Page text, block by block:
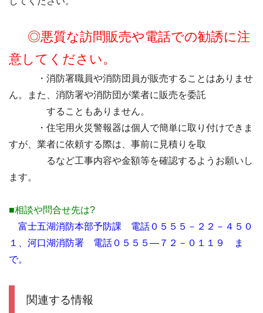
◎悪質な訪問販売や電話での勧誘に注
意してください。
・消防署職員や消防団員が販売することはありませ
ん。また、消防署や消防団が業者に販売を委託
することもありません。
・住宅用火災警報器は個人で簡単に取り付けできま
すが、業者に依頼する際は、事前に見積りを取
るなど工事内容や金額等を確認するようお願いし
ます。
■相談や問合せ先は?
富士五湖消防本部予防課 電話０５５５－２２－４５０
１、河口湖消防署 電話０５５５―７２－０１１９ ま
で。
関連する情報